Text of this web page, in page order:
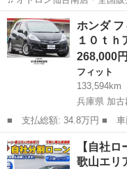
0％!!!(^.^)/~~~ ＼今すぐ問合せよう／ ここをチェック
↓↓↓↓↓↓↓↓↓↓↓↓↓↓↓↓↓↓↓↓↓ ...
和歌山 田辺市 フィット
ホンダ フ
１０ｔ
268,000円
フィット
133,594km
兵庫県 加古
■ 支払総額: 34.8万円 ■ 車両本体価格： 268,000 円 ■ メーカー
名： ホンダ ■ 車種名：
名： ハイブリッド・１０
１５ＡＷ ナビ ...
兵庫 加古郡 フィット
【自社
歌山エリ